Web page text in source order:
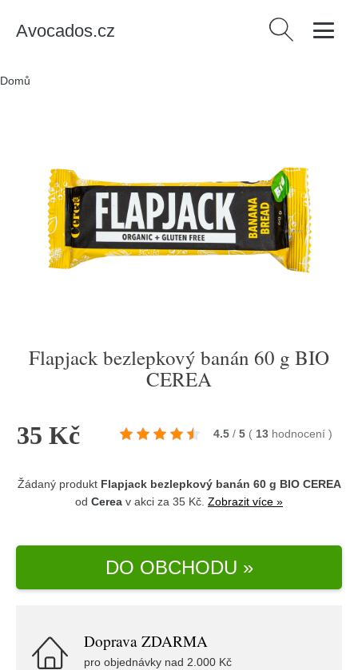
Avocados.cz Vyhledávání
Domů
Flapjack bezlepkový banán 60 g BIO
CEREA
35 Kč 4.5 / 5 ( 13 hodnocení )
Žádaný produkt Flapjack bezlepkový banán 60 g BIO CEREA
od Cerea v akci za 35 Kč. Zobrazit více »
DO OBCHODU »
Doprava ZDARMA
pro objednávky nad 2.000 Kč